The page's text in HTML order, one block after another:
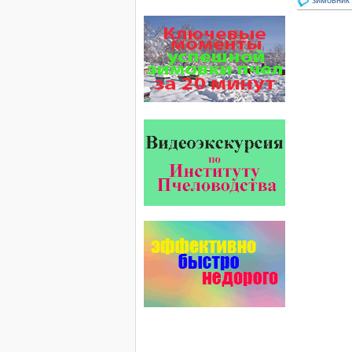
решена! -
поочередное применение
препаратов ЗАО
АГРОБИОПРОМ:Апидез,
Варроадез,Амипол-Т,…
Препараты для лечения пчел
ЗАО АГРОБИОПРОМ
пчел и рентабельность
пасеки.
Язык танцев и звуков
Пчелы общаются с помощью
языка танцев и звуков. Это…
Безукоризненно сильное
звено в системе
комплексного оздоровления
от болезней пчел и
повышения рентабельности
пасеки.
Апидез, Варроадез, Амипол-Т,
Апирой, Апистоп, Бипин-Т,